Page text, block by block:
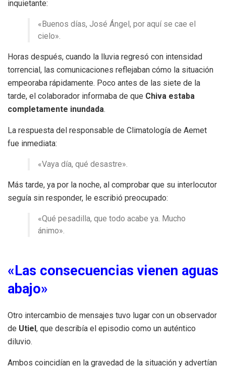
inquietante:
«Buenos días, José Ángel, por aquí se cae el
cielo».
Horas después, cuando la lluvia regresó con intensidad
torrencial, las comunicaciones reflejaban cómo la situación
empeoraba rápidamente. Poco antes de las siete de la
tarde, el colaborador informaba de que Chiva estaba
completamente inundada.
La respuesta del responsable de Climatología de Aemet
fue inmediata:
«Vaya día, qué desastre».
Más tarde, ya por la noche, al comprobar que su interlocutor
seguía sin responder, le escribió preocupado:
«Qué pesadilla, que todo acabe ya. Mucho
ánimo».
«Las consecuencias vienen aguas
abajo»
Otro intercambio de mensajes tuvo lugar con un observador
de Utiel, que describía el episodio como un auténtico
diluvio.
Ambos coincidían en la gravedad de la situación y advertían